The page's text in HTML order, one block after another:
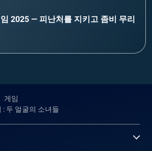
2025 — 피난처를 지키고 좀비 무리
게임
: 두 얼굴의 소녀들